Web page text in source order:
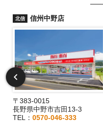
北信 信州中野店
〒383-0015
長野県中野市吉田13-3
TEL： 0570-046-333